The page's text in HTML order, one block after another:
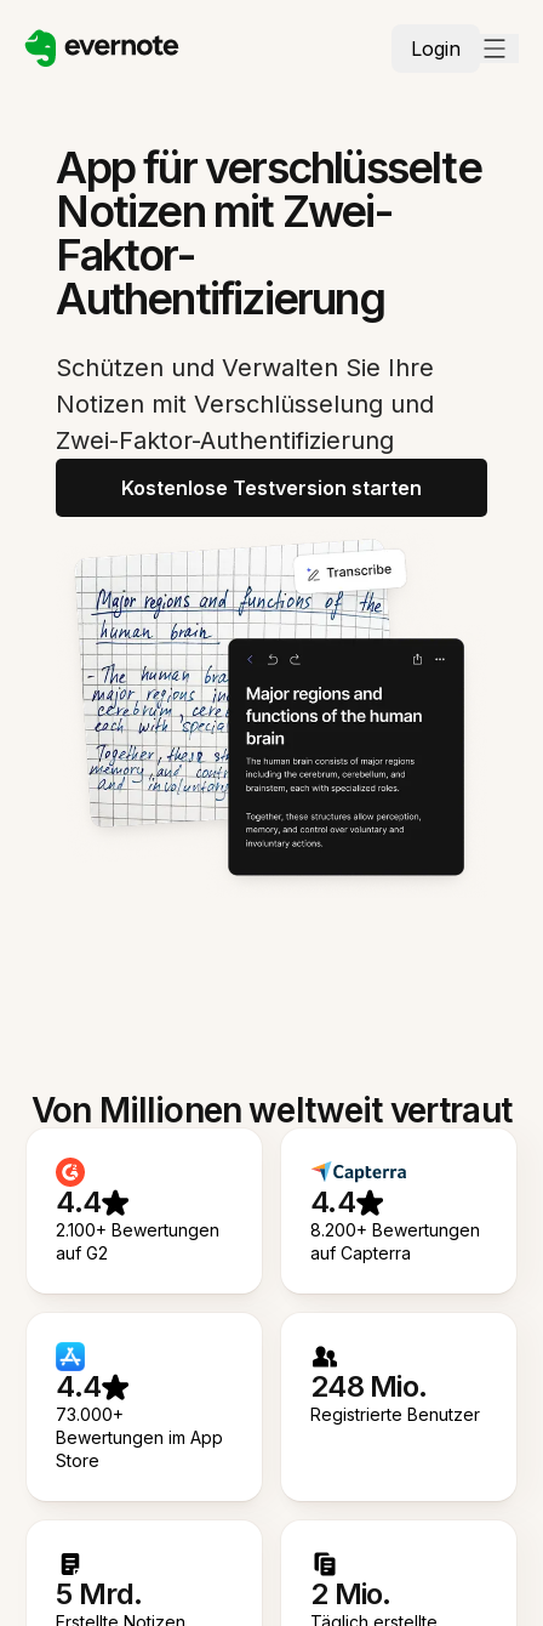
Login
App für verschlüsselte
Notizen mit Zwei-
Faktor-
Authentifizierung
Schützen und Verwalten Sie Ihre
Notizen mit Verschlüsselung und
Zwei-Faktor-Authentifizierung
Kostenlose Testversion starten
Von Millionen weltweit vertraut
4.4
2.100+ Bewertungen
auf G2
4.4
8.200+ Bewertungen
auf Capterra
4.4
73.000+
Bewertungen im App
Store
248 Mio.
Registrierte Benutzer
5 Mrd. 2 Mio.